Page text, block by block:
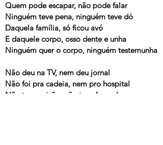
Quem pode escapar, não pode falar
Ninguém teve pena, ninguém teve dó
Daquela família, só ficou avó
E daquele corpo, osso dente e unha
Ninguém quer o corpo, ninguém testemunha
Não deu na TV, nem deu jornal
Não foi pra cadeia, nem pro hospital
Não teve caixão, não teve funeral